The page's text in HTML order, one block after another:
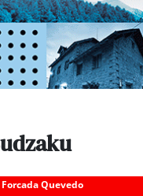
Forcada Quevedo